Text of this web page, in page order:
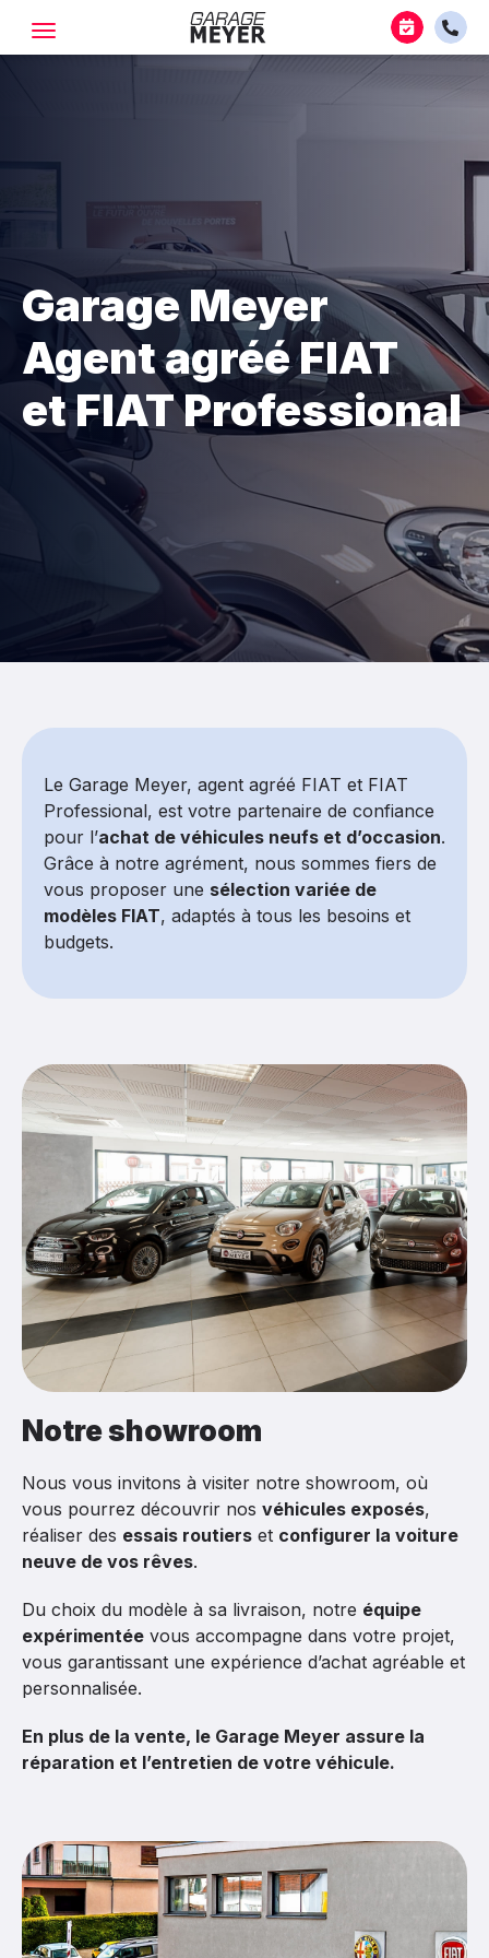
Garage Meyer
Agent agréé FIAT
et FIAT Professional
Le Garage Meyer, agent agréé FIAT et FIAT
Professional, est votre partenaire de confiance
pour l’achat de véhicules neufs et d’occasion.
Grâce à notre agrément, nous sommes fiers de
vous proposer une sélection variée de
modèles FIAT, adaptés à tous les besoins et
budgets.
Notre showroom
Nous vous invitons à visiter notre showroom, où
vous pourrez découvrir nos véhicules exposés,
réaliser des essais routiers et configurer la voiture
neuve de vos rêves.
Du choix du modèle à sa livraison, notre équipe
expérimentée vous accompagne dans votre projet,
vous garantissant une expérience d’achat agréable et
personnalisée.
En plus de la vente, le Garage Meyer assure la
réparation et l’entretien de votre véhicule.